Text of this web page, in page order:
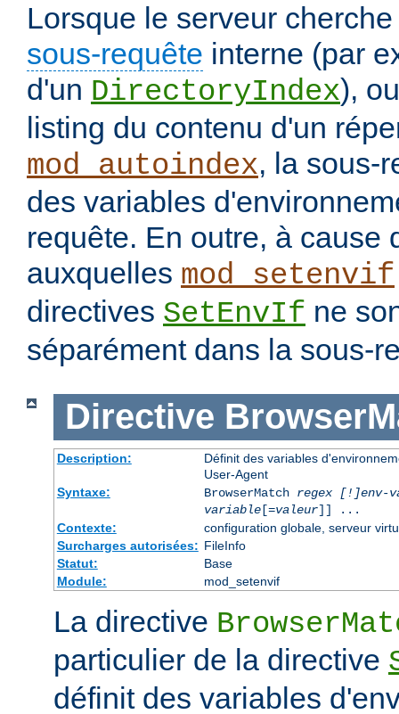
Lorsque le serveur
sous-requête interne (par
d'un DirectoryIndex),
listing du contenu d'un
mod_autoindex, la sous-
des variables
requête. En outre, à cause
auxquelles mod_setenvif
directives SetEnvIf ne
séparément dans la sous-
Directive
Description:
Définit des variables
User-Agent
Syntaxe:
BrowserMatch regex [!]env-
variable[=valeur]] ...
Contexte:
configuration globale, serveur
Surcharges autorisées: FileInfo
Statut:
Base
Module:
mod_setenvif
La directive
particulier de la directive
définit des variables